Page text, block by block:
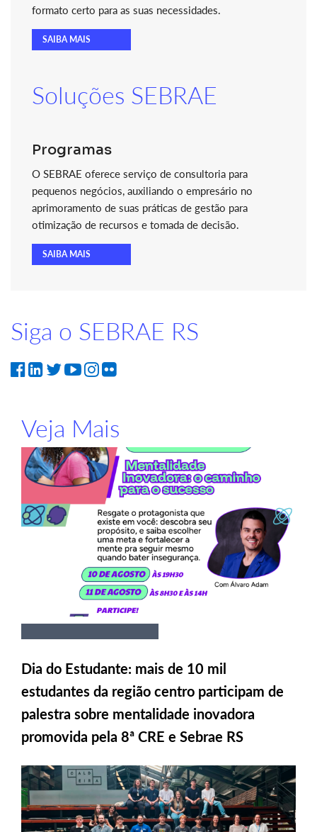
formato certo para as suas necessidades.
SAIBA MAIS
Soluções SEBRAE
Programas
O SEBRAE oferece serviço de consultoria para
pequenos negócios, auxiliando o empresário no
aprimoramento de suas práticas de gestão para
otimização de recursos e tomada de decisão.
SAIBA MAIS
Siga o SEBRAE RS
Veja Mais
Dia do Estudante: mais de 10 mil
estudantes da região centro participam de
palestra sobre mentalidade inovadora
promovida pela 8ª CRE e Sebrae RS